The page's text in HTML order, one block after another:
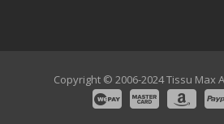
Copyright © 2006-2024 Tissu Max